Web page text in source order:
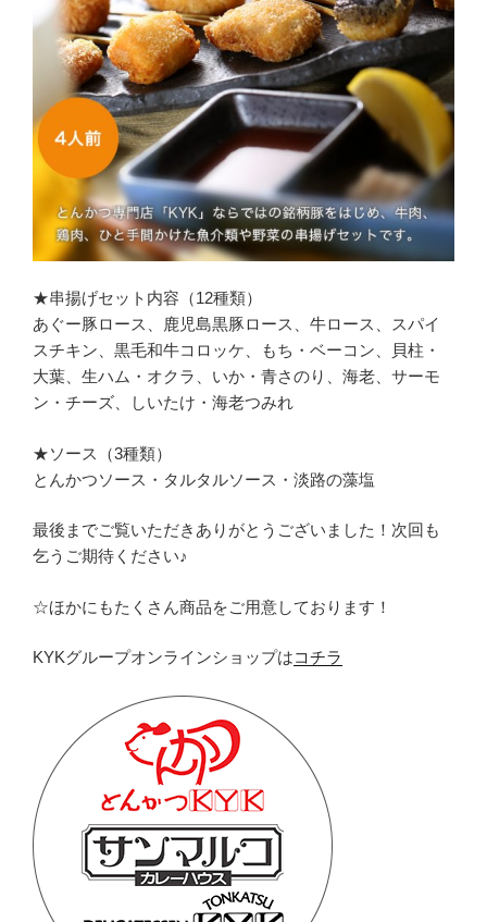
★串揚げセット内容（12種類）
あぐー豚ロース、鹿児島黒豚ロース、牛ロース、スパイ
スチキン、黒毛和牛コロッケ、もち・ベーコン、貝柱・
大葉、生ハム・オクラ、いか・青さのり、海老、サーモ
ン・チーズ、しいたけ・海老つみれ
★ソース（3種類）
とんかつソース・タルタルソース・淡路の藻塩
最後までご覧いただきありがとうございました！次回も
乞うご期待ください♪
☆ほかにもたくさん商品をご用意しております！
KYKグループオンラインショップはコチラ